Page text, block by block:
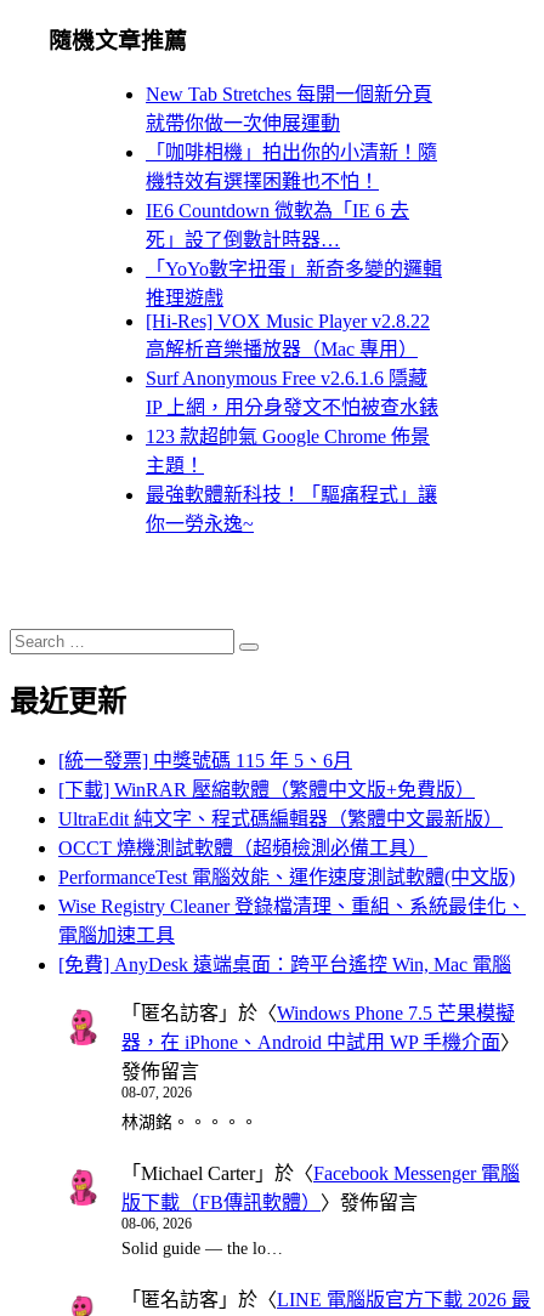
隨機文章推薦
New Tab Stretches 每開一個新分頁
就帶你做一次伸展運動
「咖啡相機」拍出你的小清新！隨
機特效有選擇困難也不怕！
IE6 Countdown 微軟為「IE 6 去
死」設了倒數計時器…
「YoYo數字扭蛋」新奇多變的邏輯
推理遊戲
[Hi-Res] VOX Music Player v2.8.22
高解析音樂播放器（Mac 專用）
Surf Anonymous Free v2.6.1.6 隱藏
IP 上網，用分身發文不怕被查水錶
123 款超帥氣 Google Chrome 佈景
主題！
最強軟體新科技！「驅痛程式」讓
你一勞永逸~
Search
for:
Search
最近更新
[統一發票] 中獎號碼 115 年 5、6月
[下載] WinRAR 壓縮軟體（繁體中文版+免費版）
UltraEdit 純文字、程式碼編輯器（繁體中文最新版）
OCCT 燒機測試軟體（超頻檢測必備工具）
PerformanceTest 電腦效能、運作速度測試軟體(中文版)
Wise Registry Cleaner 登錄檔清理、重組、系統最佳化、
電腦加速工具
[免費] AnyDesk 遠端桌面：跨平台遙控 Win, Mac 電腦
「 匿名訪客 」於〈Windows Phone 7.5 芒果模擬
器，在 iPhone、Android 中試用 WP 手機介面〉
發佈留言
08-07, 2026
林湖銘。。。。。
「 Michael Carter」於〈Facebook Messenger 電腦
版下載（FB傳訊軟體） 〉發佈留言
08-06, 2026
Solid guide — the lo…
「 匿名訪客 」於〈LINE 電腦版官方下載 2026 最